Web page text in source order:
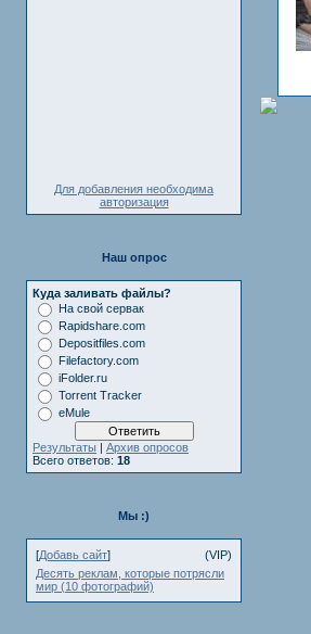
Для добавления необходима
авторизация
Наш опрос
Куда заливать файлы?
На свой сервак
Rapidshare.com
Depositfiles.com
Filefactory.com
iFolder.ru
Torrent Tracker
eMule
Результаты | Архив опросов
Всего ответов: 18
Мы :)
[Добавь сайт]
(VIP)
Десять реклам, которые потрясли
мир (10 фотографий)